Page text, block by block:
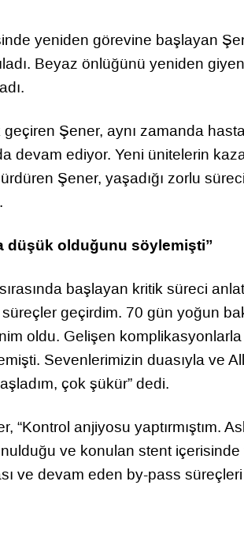
yeniden görevine başlayan
Beyaz önlüğünü yeniden giyen
Şener, aynı zamanda
devam ediyor. Yeni ünitelerin
Şener, yaşadığı zorlu
düşük olduğunu söylemişti”
başlayan kritik süreci
geçirdim. 70 gün yoğun
oldu. Gelişen
Sevenlerimizin duasıyla ve
çok şükür” dedi.
“Kontrol anjiyosu yaptırmıştım.
ve konulan stent içerisinde
ve devam eden by-pass